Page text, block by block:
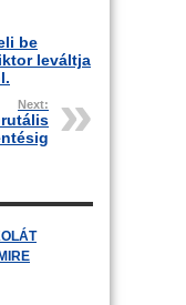
be
leváltja
Next: